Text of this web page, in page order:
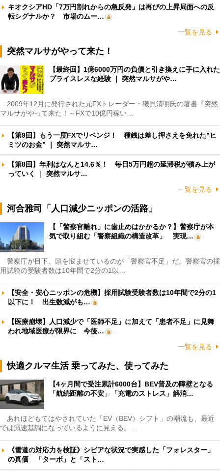
キオクシアHD「7万円割れからの急反発」は再びの上昇局面への反
転シグナルか？ 市場のムー…
一覧を見る
突然マルサがやって来た！
【最終回】1億6000万円の負債と引き換えに手に入れた
プライスレスな経験 ｜ 突然マルサがや…
2009年12月に発行された元FXトレーダー・磯貝清明氏の著書『突然
マルサがやって来た！～FXで10億円稼い…
【第9回】もう一度FXでリベンジ！ 種銭は差し押さえを免れた”ヒ
ミツのお金” ｜ 突然マルサ…
【第8回】年利はなんと14.6％！ 毎日5万円超の延滞税が積み上が
っていく ｜ 突然マルサ…
一覧を見る
河合雅司「人口減少ニッポンの活路」
【「警察官離れ」に歯止めはかかるか？】警察庁が本
気で取り組む「警察組織の構造改革」 実現…
警察庁が目下、頭を悩ませているのが「警察官不足」だ。警察官の採
用試験の受験者数は10年間で2分の1以…
【安全・安心ニッポンの危機】採用試験受験者数は10年間で2分の1
以下に！ 出生数減がも…
【医療崩壊】人口減少で「医師不足」に加えて「患者不足」に見舞
われ地域医療が限界に 今後…
一覧を見る
快適クルマ生活 乗ってみた、使ってみた
【4ヶ月間で受注累計6000台】BEV普及の障壁となる
「航続距離の不安」「充電のストレス」解消…
あれほどもてはやされていた「EV（BEV）シフト」の潮流も、最近
では減速基調になっているように見える。…
《雪道の対応力を検証》シビアな状況で実感した「フォレスター」
の真価 「ターボ」と「スト…